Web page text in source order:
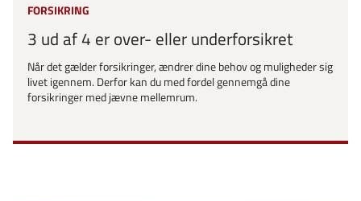
FORSIKRING
3 ud af 4 er over- eller underforsikret
Når det gælder forsikringer, ændrer dine behov og muligheder sig
livet igennem. Derfor kan du med fordel gennemgå dine
forsikringer med jævne mellemrum.